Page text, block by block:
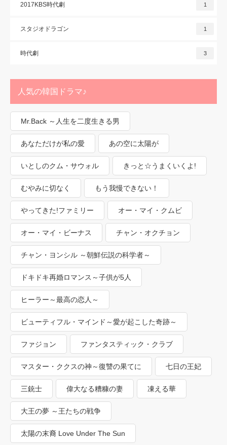
2017KBS時代劇 1
スタジオドラゴン 1
時代劇 3
人気の韓国ドラマ♪
Mr.Back ～人生を二度生きる男
あなただけが私の愛 あの空に太陽が
いとしのクム・サウォル きっと☆うまくいくよ!
むやみに切なく もう我慢できない！
やってきた!ファミリー オー・マイ・クムビ
オー・マイ・ビーナス チャン・オクチョン
チャン・ヨンシル ～朝鮮伝説の科学者～
ドキドキ再婚ロマンス～子供が5人
ヒーラー～最高の恋人～
ビューティフル・マインド～愛が起こした奇跡～
ファジョン ファンタスティック・クラブ
マスター・ククスの神～復讐の果てに 七日の王妃
三銃士 偉大なる糟糠の妻 凍える華
大王の夢 ～王たちの戦争
太陽の末裔 Love Under The Sun